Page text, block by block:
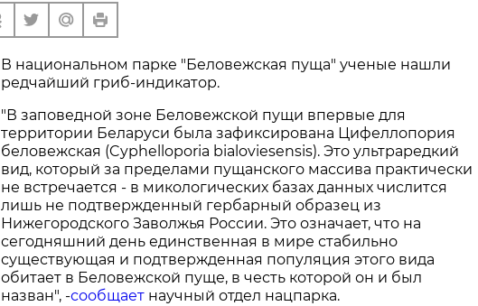
В национальном парке "Беловежская пуща" ученые нашли
редчайший гриб-индикатор.
"В заповедной зоне Беловежской пущи впервые для
территории Беларуси была зафиксирована Цифеллопория
беловежская (Cyphelloporia bialoviesensis). Это ультраредкий
вид, который за пределами пущанского массива практически
не встречается - в микологических базах данных числится
лишь не подтвержденный гербарный образец из
Нижегородского Заволжья России. Это означает, что на
сегодняшний день единственная в мире стабильно
существующая и подтвержденная популяция этого вида
обитает в Беловежской пуще, в честь которой он и был
назван", -сообщает научный отдел нацпарка.